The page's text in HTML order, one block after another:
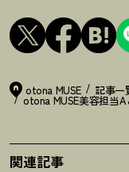
otona MUSE 記事一
otona MUSE美容担当A
関連記事